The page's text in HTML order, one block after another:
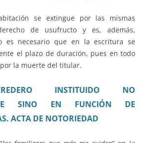
se extingue por las mismas
de usufructo y es, además,
es necesario que en la escritura se
el plazo de duración, pues en todo
la muerte del titular.
INSTITUIDO NO
SINO EN FUNCIÓN DE
ACTA DE NOTORIEDAD